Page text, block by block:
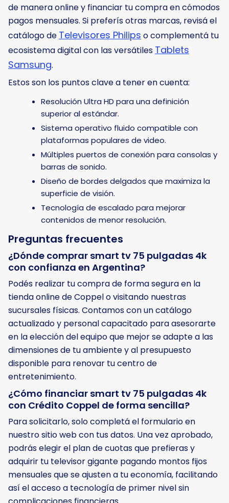
de manera online y financiar tu compra en cómodos
pagos mensuales. Si preferís otras marcas, revisá el
catálogo de Televisores Philips o complementá tu
ecosistema digital con las versátiles Tablets
Samsung.
Estos son los puntos clave a tener en cuenta:
Resolución Ultra HD para una definición
superior al estándar.
Sistema operativo fluido compatible con
plataformas populares de video.
Múltiples puertos de conexión para consolas y
barras de sonido.
Diseño de bordes delgados que maximiza la
superficie de visión.
Tecnología de escalado para mejorar
contenidos de menor resolución.
Preguntas frecuentes
¿Dónde comprar smart tv 75 pulgadas 4k
con confianza en Argentina?
Podés realizar tu compra de forma segura en la
tienda online de Coppel o visitando nuestras
sucursales físicas. Contamos con un catálogo
actualizado y personal capacitado para asesorarte
en la elección del equipo que mejor se adapte a las
dimensiones de tu ambiente y al presupuesto
disponible para renovar tu centro de
entretenimiento.
¿Cómo financiar smart tv 75 pulgadas 4k
con Crédito Coppel de forma sencilla?
Para solicitarlo, solo completá el formulario en
nuestro sitio web con tus datos. Una vez aprobado,
podrás elegir el plan de cuotas que prefieras y
adquirir tu televisor gigante pagando montos fijos
mensuales que se ajusten a tu economía, facilitando
así el acceso a tecnología de primer nivel sin